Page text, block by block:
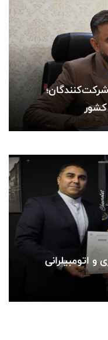
شرکت‌کنندگان؛
کشور
اتومبیلرانی